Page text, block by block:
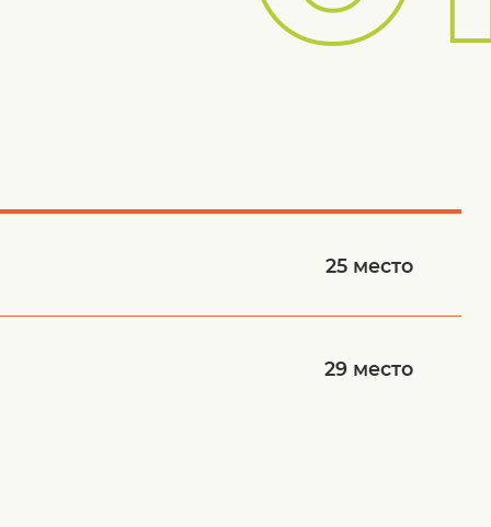
25 место
29 место